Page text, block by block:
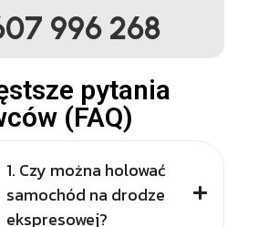
996 268
pytania
(FAQ)
1. Czy można holować
samochód na drodze
ekspresowej?